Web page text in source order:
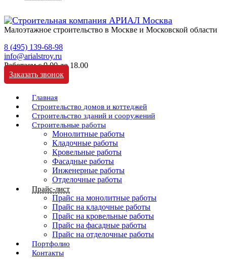
Малоэтажное строительство в Москве и Московской области
8 (495) 139-68-98
info@arialstroy.ru
Работаем с 9.00 до 18.00
Заказать звонок
Главная
Строительство домов и коттеджей
Строительство зданий и сооружений
Строительные работы
Монолитные работы
Кладочные работы
Кровельные работы
Фасадные работы
Инженерные работы
Отделочные работы
Прайс-лист
Прайс на монолитные работы
Прайс на кладочные работы
Прайс на кровельные работы
Прайс на фасадные работы
Прайс на отделочные работы
Портфолио
Контакты